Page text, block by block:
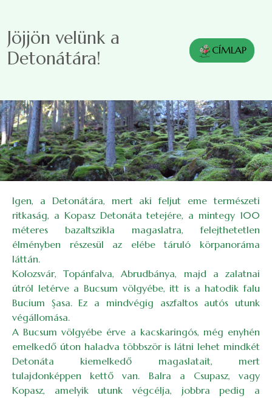
Jöjjön velünk a
Detonátára!
CÍMLAP
Igen, a Detonátára, mert aki feljut eme természeti
ritkaság, a Kopasz Detonáta tetejére, a mintegy 100
méteres bazaltszikla magaslatra, felejthetetlen
élményben részesül az elébe táruló körpanoráma
láttán.
Kolozsvár, Topánfalva, Abrudbánya, majd a zalatnai
útról letérve a Bucsum völgyébe, itt is a hatodik falu
Bucium Şasa. Ez a mindvégig aszfaltos autós utunk
végállomása.
A Bucsum völgyébe érve a kacskaringós, még enyhén
emelkedő úton haladva többször is látni lehet mindkét
Detonáta kiemelkedő magaslatait, mert
tulajdonképpen kettő van. Balra a Csupasz, vagy
Kopasz, amelyik utunk végcélja, jobbra pedig a